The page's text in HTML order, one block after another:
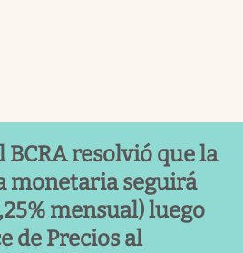
BCRA resolvió que la
monetaria seguirá
mensual) luego
de Precios al